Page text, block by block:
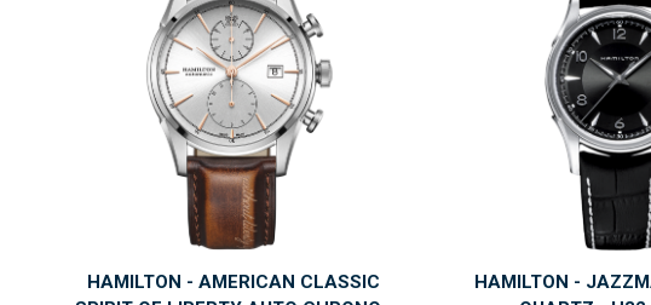
HAMILTON - AMERICAN CLASSIC
HAMILTON -